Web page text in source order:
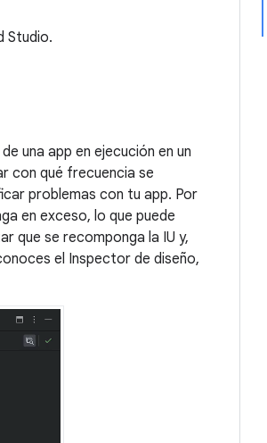
Studio.
una app en ejecución en un
con qué frecuencia se
problemas con tu app. Por
en exceso, lo que puede
que se recomponga la IU y,
el Inspector de diseño,